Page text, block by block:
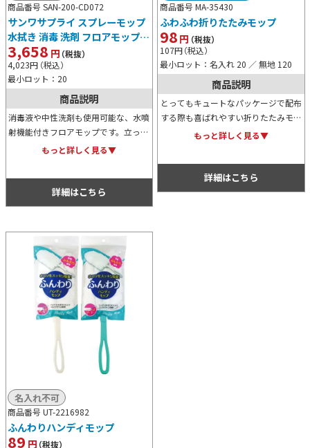
商品番号 SAN-200-CD072
サンワサプライ スプレーモップ
水拭き 消毒 洗剤 フロアモップ
3,658 円（税抜）
4,023円（税込）
最小ロット：20
商品説明
消毒液や中性洗剤も使用可能な、水噴
射機能付きフロアモップです。立った
ままでもしっかりと水拭きが出来る
もっと詳しく見る▼
詳細はこちら
商品番号 MA-35430
ふわふわ折りたたみモップ
98円（税抜）
107円（税込）
最小ロット：名入れ 20 ／ 無地 120
商品説明
とってもキュートなパッケージで配布
する際も喜ばれやすい折りたたみモッ
プです。デスク周りをはじめ、細かい
もっと詳しく見る▼
詳細はこちら
商品番号 UT-2216982
ふんわりハンディモップ
89 円（税抜）
名入れ不可